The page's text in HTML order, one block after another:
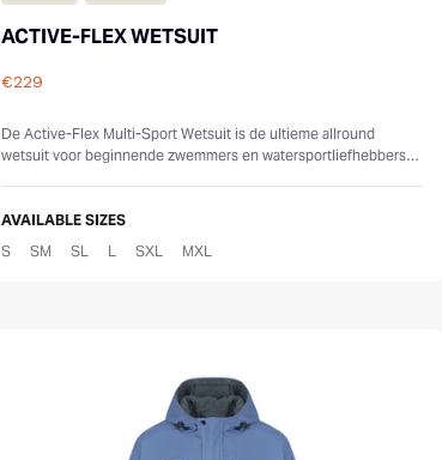
ACTIVE-FLEX WETSUIT
€229
De Active-Flex Multi-Sport Wetsuit is de ultieme allround
wetsuit voor beginnende zwemmers en watersportliefhebbers,
AVAILABLE SIZES
S
SM SL L SXL MXL